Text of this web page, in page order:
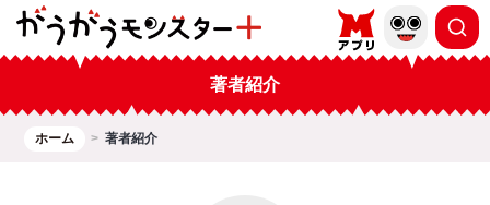
著者紹介
ホーム 著者紹介